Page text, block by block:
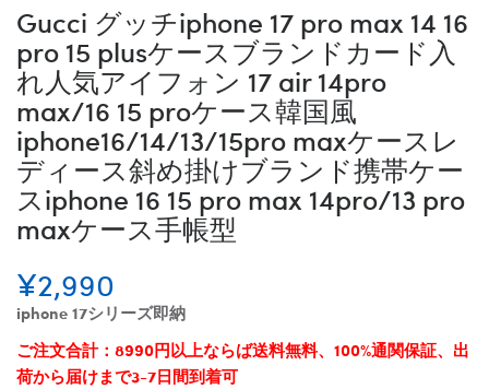
Gucci グッチiphone 17 pro max 14 16
pro 15 plusケースブランドカード入
れ人気アイフォン 17 air 14pro
max/16 15 proケース韓国風
iphone16/14/13/15pro maxケースレ
ディース斜め掛けブランド携帯ケー
スiphone 16 15 pro max 14pro/13 pro
maxケース手帳型
¥2,990
iphone 17シリーズ即納
ご注文合計：8990円以上ならば送料無料、100%通関保証、出
荷から届けまで3-7日間到着可